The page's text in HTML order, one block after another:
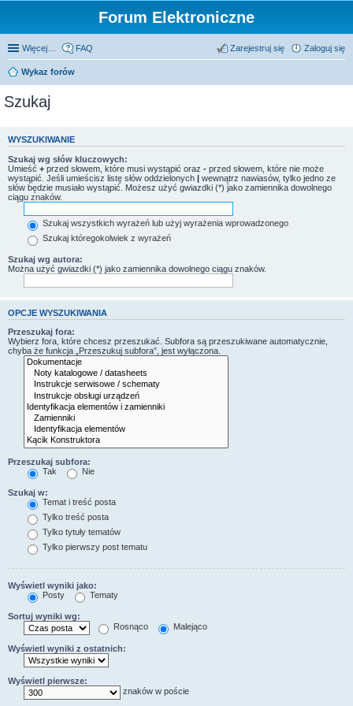
Forum Elektroniczne
Więcej… FAQ Zaloguj się
Zarejestruj się
Wykaz forów
Szukaj
WYSZUKIWANIE
Szukaj wg słów kluczowych:
Umieść + przed słowem, które musi wystąpić oraz - przed słowem, które nie może
wystąpić. Jeśli umieścisz listę słów oddzielonych | wewnątrz nawiasów, tylko jedno ze
słów będzie musiało wystąpić. Możesz użyć gwiazdki (*) jako zamiennika dowolnego
ciągu znaków.
Szukaj wszystkich wyrażeń lub użyj wyrażenia wprowadzonego
Szukaj któregokolwiek z wyrażeń
Szukaj wg autora:
Można użyć gwiazdki (*) jako zamiennika dowolnego ciągu znaków.
OPCJE WYSZUKIWANIA
Przeszukaj fora:
Wybierz fora, które chcesz przeszukać. Subfora są przeszukiwane automatycznie,
chyba że funkcja „Przeszukuj subfora”, jest wyłączona.
Przeszukaj subfora:
Tak
Nie
Szukaj w:
Temat i treść posta
Tylko treść posta
Tylko tytuły tematów
Tylko pierwszy post tematu
Wyświetl wyniki jako:
Posty
Tematy
Sortuj wyniki wg:
Rosnąco
Malejąco
Wyświetl wyniki z ostatnich:
Wyświetl pierwsze:
znaków w poście